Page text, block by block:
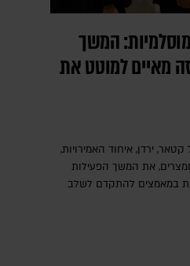
המשך
מאיים למוטט את
ירדן, איחוד האמירויות,
ומצרים, את המשך הפעילות
במאמצים להתקדם לשלב